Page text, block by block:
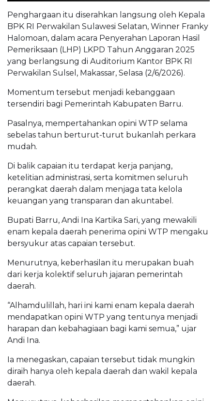
Penghargaan itu diserahkan langsung oleh Kepala
BPK RI Perwakilan Sulawesi Selatan, Winner Franky
Halomoan, dalam acara Penyerahan Laporan Hasil
Pemeriksaan (LHP) LKPD Tahun Anggaran 2025
yang berlangsung di Auditorium Kantor BPK RI
Perwakilan Sulsel, Makassar, Selasa (2/6/2026).
Momentum tersebut menjadi kebanggaan
tersendiri bagi Pemerintah Kabupaten Barru.
Pasalnya, mempertahankan opini WTP selama
sebelas tahun berturut-turut bukanlah perkara
mudah.
Di balik capaian itu terdapat kerja panjang,
ketelitian administrasi, serta komitmen seluruh
perangkat daerah dalam menjaga tata kelola
keuangan yang transparan dan akuntabel.
Bupati Barru, Andi Ina Kartika Sari, yang mewakili
enam kepala daerah penerima opini WTP mengaku
bersyukur atas capaian tersebut.
Menurutnya, keberhasilan itu merupakan buah
dari kerja kolektif seluruh jajaran pemerintah
daerah.
“Alhamdulillah, hari ini kami enam kepala daerah
mendapatkan opini WTP yang tentunya menjadi
harapan dan kebahagiaan bagi kami semua,” ujar
Andi Ina.
Ia menegaskan, capaian tersebut tidak mungkin
diraih hanya oleh kepala daerah dan wakil kepala
daerah.